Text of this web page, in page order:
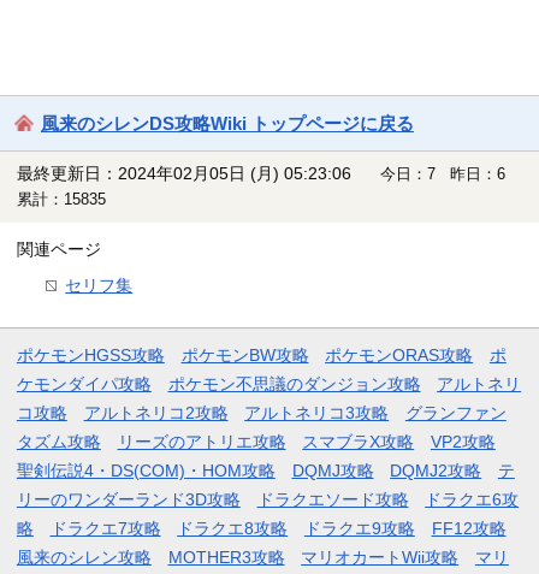
風来のシレンDS攻略Wiki トップページに戻る
最終更新日：2024年02月05日 (月) 05:23:06
今日：7 昨日：6
累計：15835
関連ページ
セリフ集
ポケモンHGSS攻略 ポケモンBW攻略 ポケモンORAS攻略
ポ
ケモンダイパ攻略
ポケモン不思議のダンジョン攻略
アルトネリ
コ攻略
アルトネリコ2攻略 アルトネリコ3攻略
グランファン
タズム攻略
リーズのアトリエ攻略 スマブラX攻略
VP2攻略
聖剣伝説4・DS(COM)・HOM攻略
DQMJ攻略 DQMJ2攻略
テ
リーのワンダーランド3D攻略
ドラクエソード攻略
ドラクエ6攻
略
ドラクエ7攻略 ドラクエ8攻略 ドラクエ9攻略
FF12攻略
風来のシレン攻略
MOTHER3攻略 マリオカートWii攻略 マリ